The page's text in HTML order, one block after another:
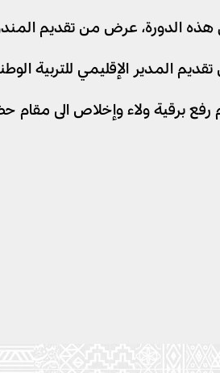
الدورة، عرض من تقديم
المدير الإقليمي للتربية
رفع برقية ولاء وإخلاص الى